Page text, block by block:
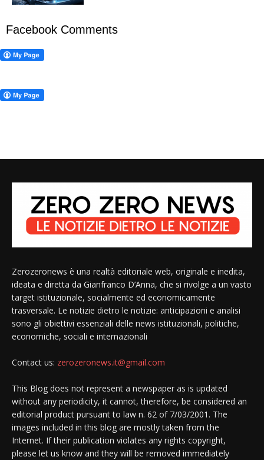
Facebook Comments
Zerozeronews è una realtà editoriale web, originale e inedita,
ideata e diretta da Gianfranco D’Anna, che si rivolge a un vasto
target istituzionale, socialmente ed economicamente
trasversale. Le notizie dietro le notizie: anticipazioni e analisi
sono gli obiettivi essenziali delle news istituzionali, politiche,
economiche, sociali e internazionali
Contact us: zerozeronews.it@gmail.com
This Blog does not represent a newspaper as is updated
without any periodicity, it cannot, therefore, be considered an
editorial product pursuant to law n. 62 of 7/03/2001. The
images included in this blog are mostly taken from the
Internet. If their publication violates any rights copyright,
please let us know and they will be removed immediately